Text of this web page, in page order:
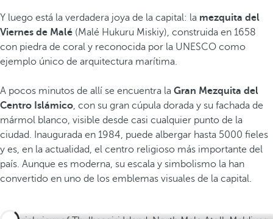
Y luego está la verdadera joya de la capital: la mezquita del
Viernes de Malé (Malé Hukuru Miskiy), construida en 1658
con piedra de coral y reconocida por la UNESCO como
ejemplo único de arquitectura marítima.
A pocos minutos de allí se encuentra la Gran Mezquita del
Centro Islámico, con su gran cúpula dorada y su fachada de
mármol blanco, visible desde casi cualquier punto de la
ciudad. Inaugurada en 1984, puede albergar hasta 5000 fieles
y es, en la actualidad, el centro religioso más importante del
país. Aunque es moderna, su escala y simbolismo la han
convertido en uno de los emblemas visuales de la capital.
r
e
s
d
l
Í
n
d
i
c
o